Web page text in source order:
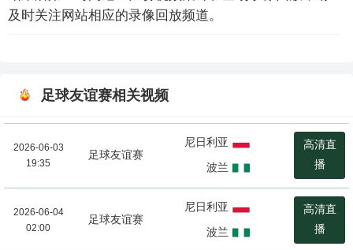
及时关注网站相应的录像回放频道。
足球友谊赛相关视频
2026-06-03
19:35
足球友谊赛
尼日利亚
波兰
高清直
播
2026-06-04
02:00
足球友谊赛
尼日利亚
波兰
高清直
播